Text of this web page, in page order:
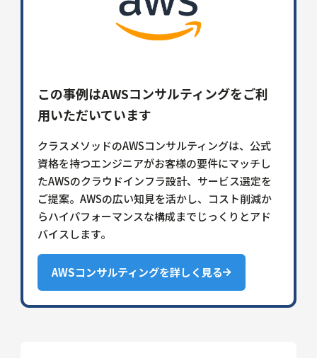
この事例はAWSコンサルティングをご利
用いただいています
クラスメソッドのAWSコンサルティングは、公式
資格を持つエンジニアがお客様の要件にマッチし
たAWSのクラウドインフラ設計、サービス選定を
ご提案。AWSの広い知見を活かし、コスト削減か
らハイパフォーマンスな構成までじっくりとアド
バイスします。
AWSコンサルティングを詳しく見る